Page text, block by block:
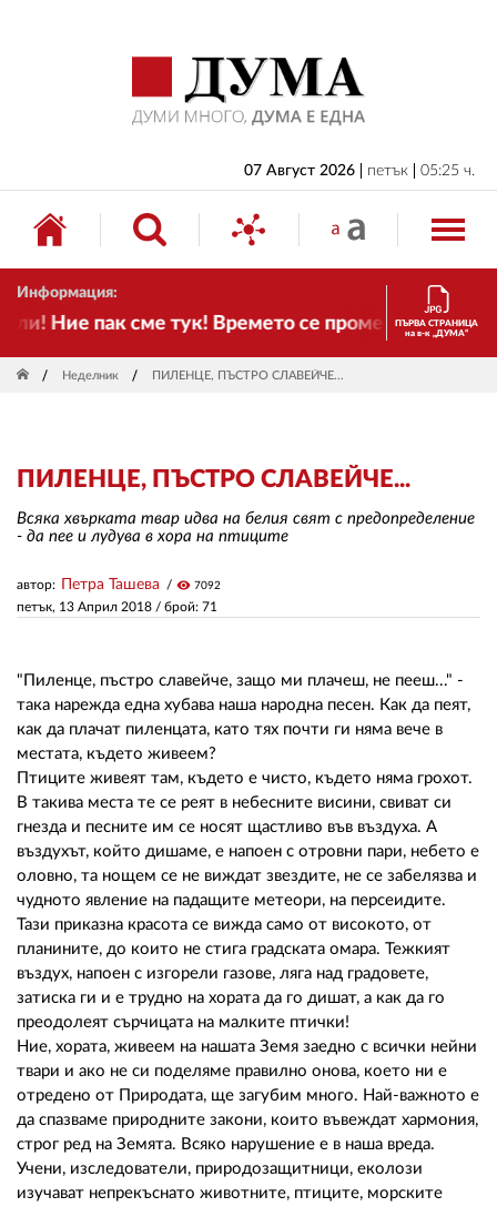
07 Август 2026 петък 05:25 ч.
Информация:
Ние пак сме тук! Времето се променя и налага
ПЪРВА СТРАНИЦА
на в-к „ДУМА“
Неделник ПИЛЕНЦЕ, ПЪСТРО СЛАВЕЙЧЕ...
ПИЛЕНЦЕ, ПЪСТРО СЛАВЕЙЧЕ...
Всяка хвърката твар идва на белия свят с предопределение
- да пее и лудува в хора на птиците
петък, 13 Април 2018 / брой: 71
автор: Петра Ташева visibility 7092
"Пиленце, пъстро славейче, защо ми плачеш, не пееш..." -
така нарежда една хубава наша народна песен. Как да пеят,
как да плачат пиленцата, като тях почти ги няма вече в
местата, където живеем?
Птиците живеят там, където е чисто, където няма грохот.
В такива места те се реят в небесните висини, свиват си
гнезда и песните им се носят щастливо във въздуха. А
въздухът, който дишаме, е напоен с отровни пари, небето е
оловно, та нощем се не виждат звездите, не се забелязва и
чудното явление на падащите метеори, на персеидите.
Тази приказна красота се вижда само от високото, от
планините, до които не стига градската омара. Тежкият
въздух, напоен с изгорели газове, ляга над градовете,
затиска ги и е трудно на хората да го дишат, а как да го
преодолеят сърчицата на малките птички!
Ние, хората, живеем на нашата Земя заедно с всички нейни
твари и ако не си поделяме правилно онова, което ни е
отредено от Природата, ще загубим много. Най-важното е
да спазваме природните закони, които въвеждат хармония,
строг ред на Земята. Всяко нарушение е в наша вреда.
Учени, изследователи, природозащитници, еколози
изучават непрекъснато животните, птиците, морските
БЪЛГАРИЯ
ИКОНОМИКА
ИЗБОРИ
СВЯТ
ДРУГИ
АВТОРИ
КОНТАКТИ
РЕКЛАМА
АБОНАМЕНТ
УСЛОВИЯ ЗА ПОЛЗВАНЕ
ПОЛИТИКА ЗА БИСКВИТКИТЕ
ПОЛИТИКАТА ЗА
ПОВЕРИТЕЛНОСТ
02 975 20 35